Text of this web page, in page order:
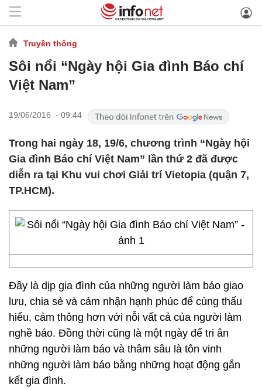
Truyền thông
Sôi nổi “Ngày hội Gia đình Báo chí
Việt Nam”
19/06/2016 - 09:44
Trong hai ngày 18, 19/6, chương trình “Ngày hội
Gia đình Báo chí Việt Nam” lần thứ 2 đã được
diễn ra tại Khu vui chơi Giải trí Vietopia (quận 7,
TP.HCM).
Đây là dịp gia đình của những người làm báo giao
lưu, chia sẻ và cảm nhận hạnh phúc để cùng thấu
hiểu, cảm thông hơn với nỗi vất cả của người làm
nghề báo. Đồng thời cũng là một ngày để tri ân
những người làm báo và thâm sâu là tôn vinh
những người làm báo bằng những hoạt động gắn
kết gia đình.